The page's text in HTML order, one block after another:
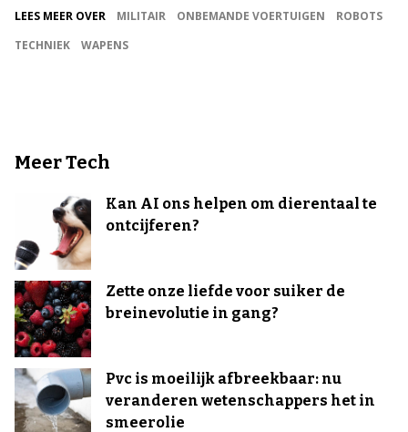
LEES MEER OVER MILITAIR ONBEMANDE VOERTUIGEN
ROBOTS
TECHNIEK
WAPENS
Meer Tech
Kan AI ons helpen om dierentaal te
ontcijferen?
Zette onze liefde voor suiker de
breinevolutie in gang?
Pvc is moeilijk afbreekbaar: nu
veranderen wetenschappers het in
smeerolie